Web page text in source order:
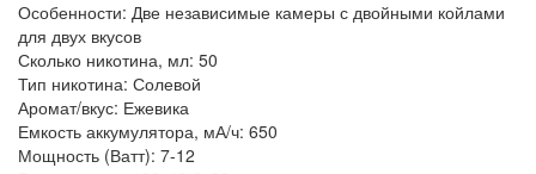
Особенности: Две независимые камеры с двойными койлами
для двух вкусов
Сколько никотина, мл: 50
Тип никотина: Солевой
Аромат/вкус: Ежевика
Емкость аккумулятора, мА/ч: 650
Мощность (Ватт): 7-12